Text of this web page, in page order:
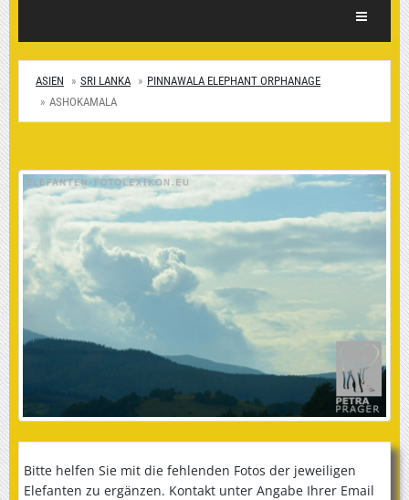
Toggle
ASIEN SRI LANKA
PINNAWALA ELEPHANT ORPHANAGE
ASHOKAMALA
Bitte helfen Sie mit die fehlenden Fotos der jeweiligen
Elefanten zu ergänzen. Kontakt unter Angabe Ihrer Email